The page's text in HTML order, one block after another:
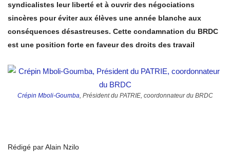
syndicalistes leur liberté et à ouvrir des négociations
sincères pour éviter aux élèves une année blanche aux
conséquences désastreuses. Cette condamnation du BRDC
est une position forte en faveur des droits des travail
Crépin Mboli-Goumba, Président du PATRIE, coordonnateur du BRDC
Rédigé par Alain Nzilo